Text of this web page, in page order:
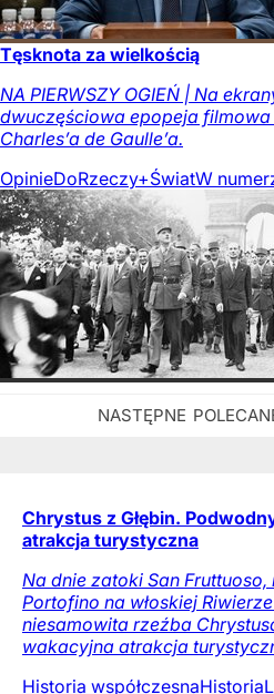
Tęsknota za wielkością
NA PIERWSZY OGIEŃ | Na
dwuczęściowa epopeja
Charles’a de Gaulle’a.
OpinieDoRzeczy+ŚwiatW
Chrystus z Głębin.
atrakcja turystyczna
Na dnie zatoki San
Portofino na włoskiej
niesamowita rzeźba
wakacyjna atrakcja
Historia współczesnaHistoria